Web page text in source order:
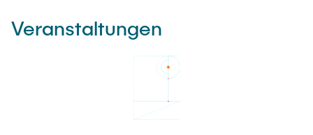
Veranstaltungen